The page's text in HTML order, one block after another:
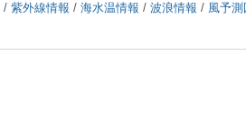
/ 紫外線情報 / 海水温情報 / 波浪情報 / 風予測